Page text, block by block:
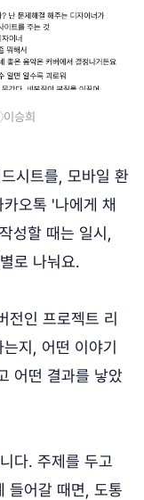
승희
시트를, 모바일 환
오톡 '나에게 채
성할 때는 일시,
로 나눠요.
전인 프로젝트 리
지, 어떤 이야기
어떤 결과를 낳았
다. 주제를 두고
들어갈 때면, 도통